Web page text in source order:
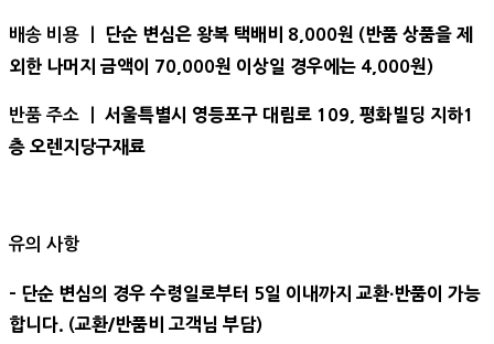
배송 비용 ㅣ
단순 변심은 왕복 택배비 8,000원 (반품 상품을 제
외한 나머지 금액이 70,000원 이상일 경우에는 4,000원)
반품 주소 ㅣ 서울특별시 영등포구 대림로 109, 평화빌딩 지하1
층 오렌지당구재료
유의 사항
- 단순 변심의 경우 수령일로부터 5일 이내까지 교환∙반품이 가능
합니다. (교환/반품비 고객님 부담)